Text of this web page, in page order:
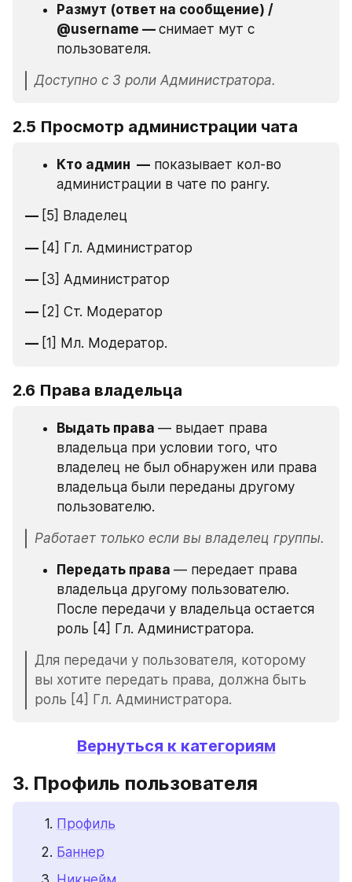
Размут (ответ на сообщение) /
@username — снимает мут с
пользователя.
Доступно с 3 роли Администратора.
2.5 Просмотр администрации чата
Кто админ  — показывает кол-во
администрации в чате по рангу.
— [5] Владелец
— [4] Гл. Администратор
— [3] Администратор
— [2] Ст. Модератор
— [1] Мл. Модератор.
2.6 Права владельца
Выдать права — выдает права
владельца при условии того, что
владелец не был обнаружен или права
владельца были переданы другому
пользователю.
Работает только если вы владелец группы.
Передать права — передает права
владельца другому пользователю.
После передачи у владельца остается
роль [4] Гл. Администратора.
Для передачи у пользователя, которому
вы хотите передать права, должна быть
роль [4] Гл. Администратора.
Вернуться к категориям
3. Профиль пользователя
Профиль
Баннер